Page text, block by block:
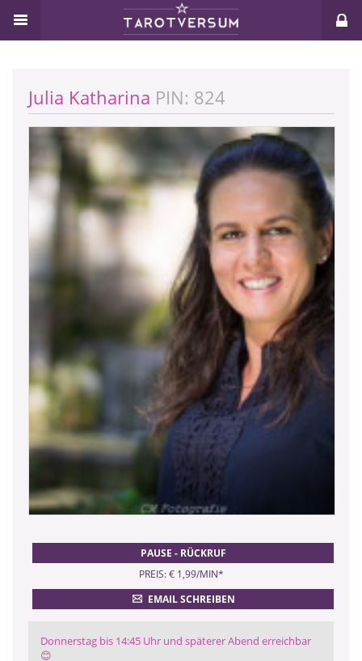
Julia Katharina PIN: 824
PAUSE - RÜCKRUF
PREIS: € 1,99/MIN*
EMAIL SCHREIBEN
Donnerstag bis 14:45 Uhr und späterer Abend erreichbar
😊